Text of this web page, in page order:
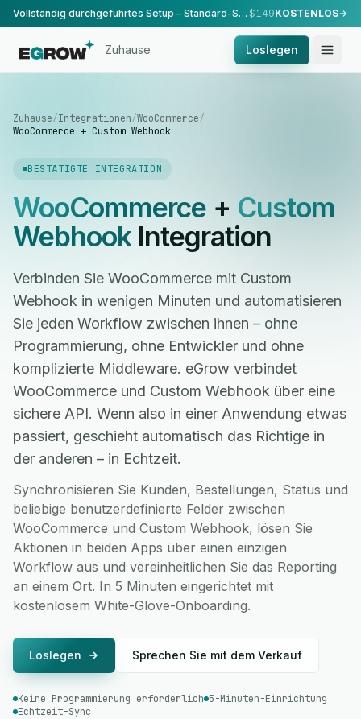
Vollständig durchgeführtes Setup – Standard-Setup, durchgeführt von unserem Team. $149KOSTENLOS
Zuhause Loslegen
Zuhause/Integrationen/WooCommerce/
WooCommerce + Custom Webhook
BESTÄTIGTE INTEGRATION
WooCommerce+ Custom
WebhookIntegration
Verbinden Sie WooCommerce mit Custom
Webhook in wenigen Minuten und automatisieren
Sie jeden Workflow zwischen ihnen – ohne
Programmierung, ohne Entwickler und ohne
komplizierte Middleware. eGrow verbindet
WooCommerce und Custom Webhook über eine
sichere API. Wenn also in einer Anwendung etwas
passiert, geschieht automatisch das Richtige in
der anderen – in Echtzeit.
Synchronisieren Sie Kunden, Bestellungen, Status und
beliebige benutzerdefinierte Felder zwischen
WooCommerce und Custom Webhook, lösen Sie
Aktionen in beiden Apps über einen einzigen
Workflow aus und vereinheitlichen Sie das Reporting
an einem Ort. In 5 Minuten eingerichtet mit
kostenlosem White-Glove-Onboarding.
Loslegen Sprechen Sie mit dem Verkauf
Keine Programmierung erforderlich 5-Minuten-Einrichtung
Echtzeit-Sync